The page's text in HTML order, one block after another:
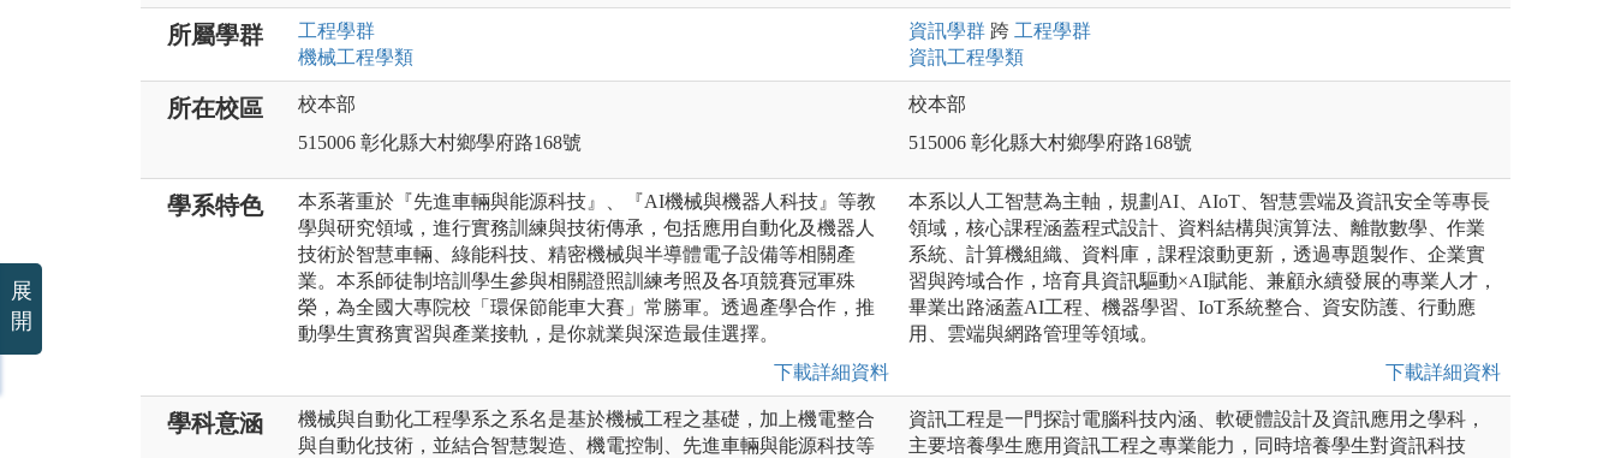
所屬學群 工程學群
機械工程學類
資訊學群 跨 工程學群
資訊工程學類
所在校區
校本部
515006 彰化縣大村鄉學府路168號
校本部
515006 彰化縣大村鄉學府路168號
學系特色
本系著重於『先進車輛與能源科技』、『AI機械與機器人科技』等教
學與研究領域，進行實務訓練與技術傳承，包括應用自動化及機器人
技術於智慧車輛、綠能科技、精密機械與半導體電子設備等相關產
業。本系師徒制培訓學生參與相關證照訓練考照及各項競賽冠軍殊
榮，為全國大專院校「環保節能車大賽」常勝軍。透過產學合作，推
動學生實務實習與產業接軌，是你就業與深造最佳選擇。
下載詳細資料
本系以人工智慧為主軸，規劃AI、AIoT、智慧雲端及資訊安全等專長
領域，核心課程涵蓋程式設計、資料結構與演算法、離散數學、作業
系統、計算機組織、資料庫，課程滾動更新，透過專題製作、企業實
習與跨域合作，培育具資訊驅動×AI賦能、兼顧永續發展的專業人才，
畢業出路涵蓋AI工程、機器學習、IoT系統整合、資安防護、行動應
用、雲端與網路管理等領域。
下載詳細資料
學科意涵
機械與自動化工程學系之系名是基於機械工程之基礎，加上機電整合
與自動化技術，並結合智慧製造、機電控制、先進車輛與能源科技等
資訊工程是一門探討電腦科技內涵、軟硬體設計及資訊應用之學科，
主要培養學生應用資訊工程之專業能力，同時培養學生對資訊科技
展
開